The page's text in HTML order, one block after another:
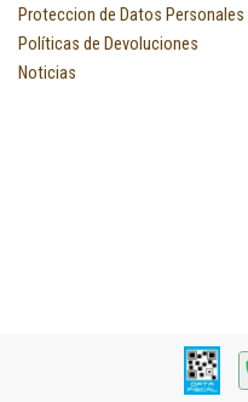
Proteccion de Datos Personales
Políticas de Devoluciones
Noticias